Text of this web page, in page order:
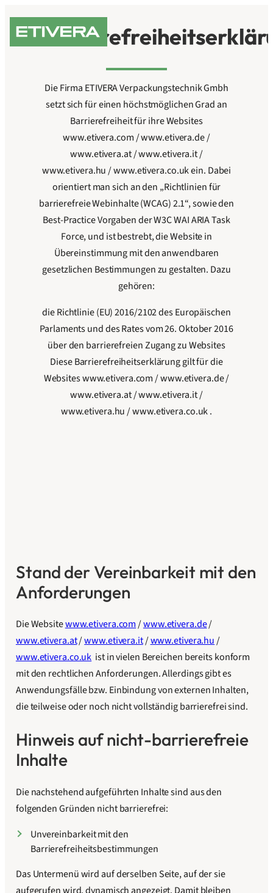
Inhalt
springen
Die Firma ETIVERA Verpackungstechnik Gmbh
setzt sich für einen höchstmöglichen Grad an
Barrierefreiheit für ihre Websites
www.etivera.com / www.etivera.de /
www.etivera.at / www.etivera.it /
www.etivera.hu / www.etivera.co.uk ein. Dabei
orientiert man sich an den „Richtlinien für
barrierefreie Webinhalte (WCAG) 2.1“, sowie den
Best-Practice Vorgaben der W3C WAI ARIA Task
Force, und ist bestrebt, die Website in
Übereinstimmung mit den anwendbaren
gesetzlichen Bestimmungen zu gestalten. Dazu
gehören:
die Richtlinie (EU) 2016/2102 des Europäischen
Parlaments und des Rates vom 26. Oktober 2016
über den barrierefreien Zugang zu Websites
Diese Barrierefreiheitserklärung gilt für die
Websites www.etivera.com / www.etivera.de /
www.etivera.at / www.etivera.it /
www.etivera.hu / www.etivera.co.uk .
Stand der Vereinbarkeit mit den
Anforderungen
Die Websitewww.etivera.com/www.etivera.de/
www.etivera.at/www.etivera.it/www.etivera.hu/
www.etivera.co.uk ist in vielen Bereichen bereits konform
mit den rechtlichen Anforderungen. Allerdings gibt es
Anwendungsfälle bzw. Einbindung von externen Inhalten,
die teilweise oder noch nicht vollständig barrierefrei sind.
Hinweis auf nicht-barrierefreie
Inhalte
Die nachstehend aufgeführten Inhalte sind aus den
folgenden Gründen nicht barrierefrei:
Unvereinbarkeit mit den
Barrierefreiheitsbestimmungen
Das Untermenü wird auf derselben Seite, auf der sie
aufgerufen wird, dynamisch angezeigt. Damit bleiben